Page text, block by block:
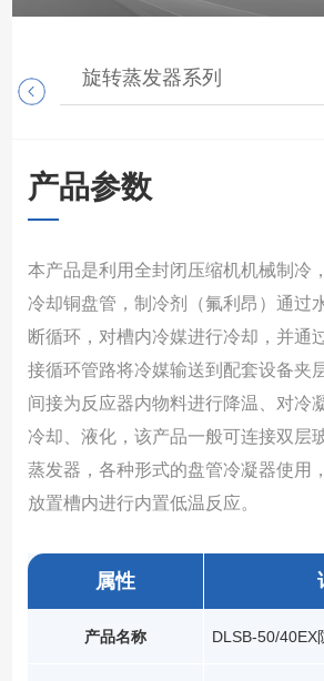
旋转蒸发器系列
产品参数
本产品是利用全封闭压缩机机械制冷
冷却铜盘管，制冷剂（氟利昂）通过
断循环，对槽内冷媒进行冷却，并通
接循环管路将冷媒输送到配套设备夹
间接为反应器内物料进行降温、对冷
冷却、液化，该产品一般可连接双层
蒸发器，各种形式的盘管冷凝器使用
放置槽内进行内置低温反应。
属性
产品名称 DLSB-50/40EX